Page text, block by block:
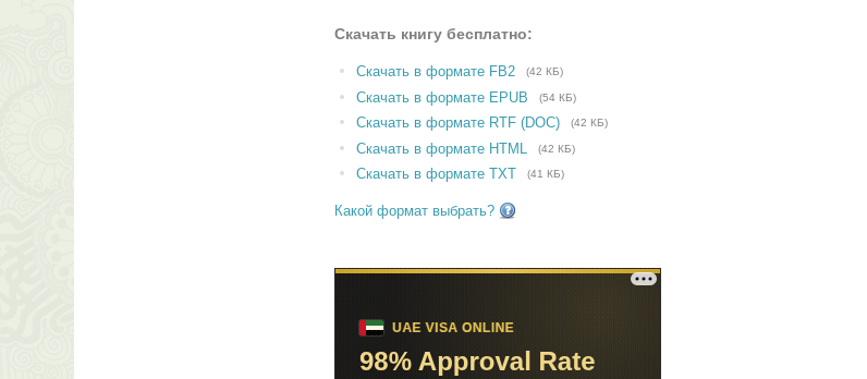
Скачать книгу бесплатно:
Скачать в формате FB2 (42 КБ)
Скачать в формате EPUB (54 КБ)
Скачать в формате RTF (DOC) (42 КБ)
Скачать в формате HTML (42 КБ)
Скачать в формате TXT (41 КБ)
Какой формат выбрать?